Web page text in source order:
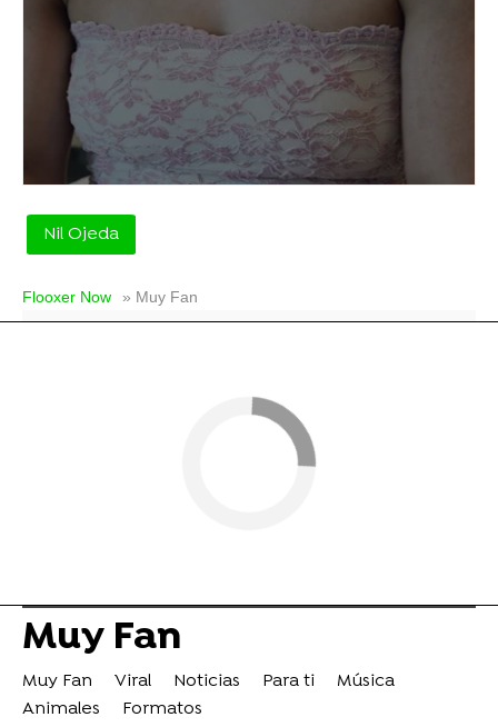
Nil Ojeda
Flooxer Now » Muy Fan
Muy Fan
Muy Fan Viral Noticias Para ti
Música
Animales
Formatos